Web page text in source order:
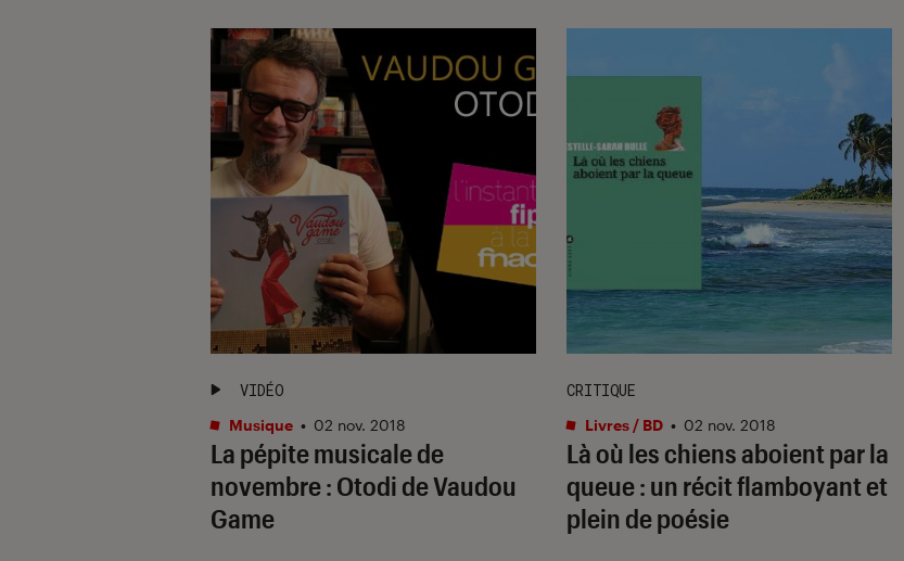
La pépite musicale de
novembre : Otodi de Vaudou
Game
VIDÉO
Musique • 02 nov. 2018
Là où les chiens aboient par la
queue : un récit flamboyant et
plein de poésie
CRITIQUE
Livres / BD • 02 nov. 2018